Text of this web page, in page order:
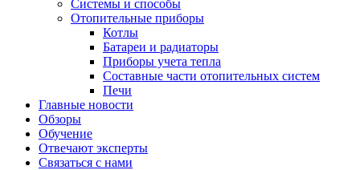
Системы и способы
Отопительные приборы
Котлы
Батареи и радиаторы
Приборы учета тепла
Составные части отопительных систем
Печи
Главные новости
Обзоры
Обучение
Отвечают эксперты
Связаться с нами